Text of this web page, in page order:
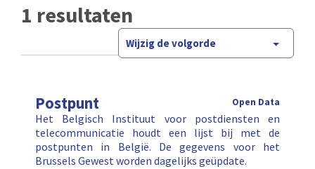
1 resultaten
Wijzig de volgorde
Postpunt Open Data
Het Belgisch Instituut voor postdiensten en
telecommunicatie houdt een lijst bij met de
postpunten in België. De gegevens voor het
Brussels Gewest worden dagelijks geüpdate.